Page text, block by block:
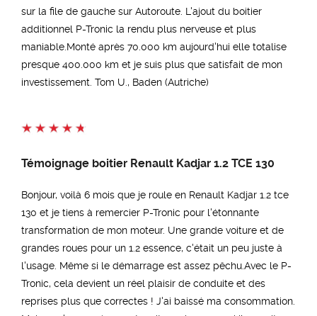
sur la file de gauche sur Autoroute. L'ajout du boitier
additionnel P-Tronic la rendu plus nerveuse et plus
maniable.Monté après 70.000 km aujourd'hui elle totalise
presque 400.000 km et je suis plus que satisfait de mon
investissement. Tom U., Baden (Autriche)
Témoignage boitier Renault Kadjar 1.2 TCE 130
Bonjour, voilà 6 mois que je roule en Renault Kadjar 1.2 tce
130 et je tiens à remercier P-Tronic pour l'étonnante
transformation de mon moteur. Une grande voiture et de
grandes roues pour un 1.2 essence, c'était un peu juste à
l'usage. Même si le démarrage est assez pêchu.Avec le P-
Tronic, cela devient un réel plaisir de conduite et des
reprises plus que correctes ! J'ai baissé ma consommation.